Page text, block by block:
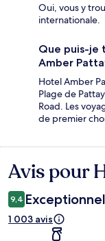
Oui, vous y
internationale.
Que puis-je
Amber
Hotel Amber
Plage de
Road. Les
de premier
Avis
Avis pour
9,4 Exceptionnel
1 003 avis